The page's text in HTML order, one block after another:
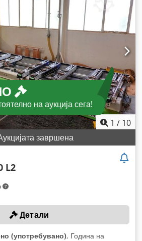
на аукција сега!
1 / 10
завршена
L2
Детали
(употребувано), Година на